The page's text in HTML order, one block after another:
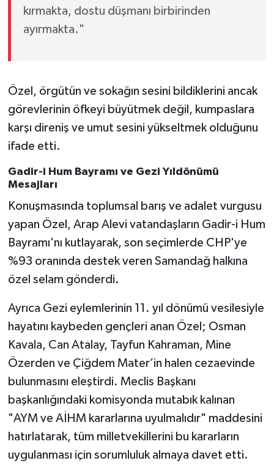
kırmakta, dostu düşmanı birbirinden
ayırmakta."
Özel, örgütün ve sokağın sesini bildiklerini ancak
görevlerinin öfkeyi büyütmek değil, kumpaslara
karşı direniş ve umut sesini yükseltmek olduğunu
ifade etti.
Gadir-i Hum Bayramı ve Gezi Yıldönümü
Mesajları
Konuşmasında toplumsal barış ve adalet vurgusu
yapan Özel, Arap Alevi vatandaşların Gadir-i Hum
Bayramı'nı kutlayarak, son seçimlerde CHP'ye
%93 oranında destek veren Samandağ halkına
özel selam gönderdi.
Ayrıca Gezi eylemlerinin 11. yıl dönümü vesilesiyle
hayatını kaybeden gençleri anan Özel; Osman
Kavala, Can Atalay, Tayfun Kahraman, Mine
Özerden ve Çiğdem Mater’in halen cezaevinde
bulunmasını eleştirdi. Meclis Başkanı
başkanlığındaki komisyonda mutabık kalınan
"AYM ve AİHM kararlarına uyulmalıdır" maddesini
hatırlatarak, tüm milletvekillerini bu kararların
uygulanması için sorumluluk almaya davet etti.